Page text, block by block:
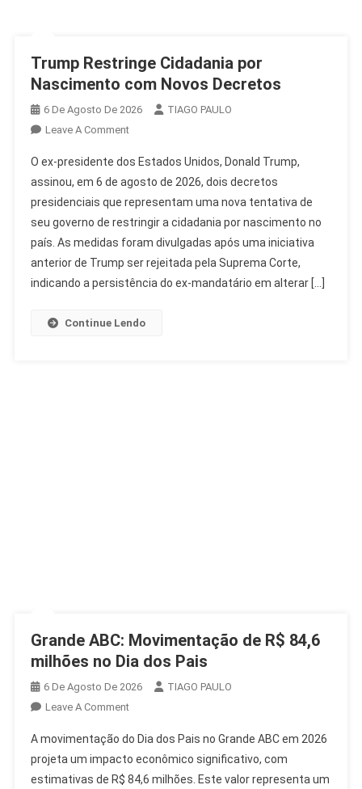
Trump Restringe Cidadania por
Nascimento com Novos Decretos
6 De Agosto De 2026
TIAGO PAULO
Leave A CommentOn
Restringe
Cidadania
Por
Nascimento
Com
Novos
Decretos
O ex-presidente dos Estados Unidos, Donald Trump,
assinou, em 6 de agosto de 2026, dois decretos
presidenciais que representam uma nova tentativa de
seu governo de restringir a cidadania por nascimento no
país. As medidas foram divulgadas após uma iniciativa
anterior de Trump ser rejeitada pela Suprema Corte,
indicando a persistência do ex-mandatário em alterar […]
Continue Lendo
Grande ABC: Movimentação de R$ 84,6
milhões no Dia dos Pais
6 De Agosto De 2026
TIAGO PAULO
Leave A CommentOn
ABC:
Movimentação
De
A movimentação do Dia dos Pais no Grande ABC em 2026
projeta um impacto econômico significativo, com
estimativas de R$ 84,6 milhões. Este valor representa um